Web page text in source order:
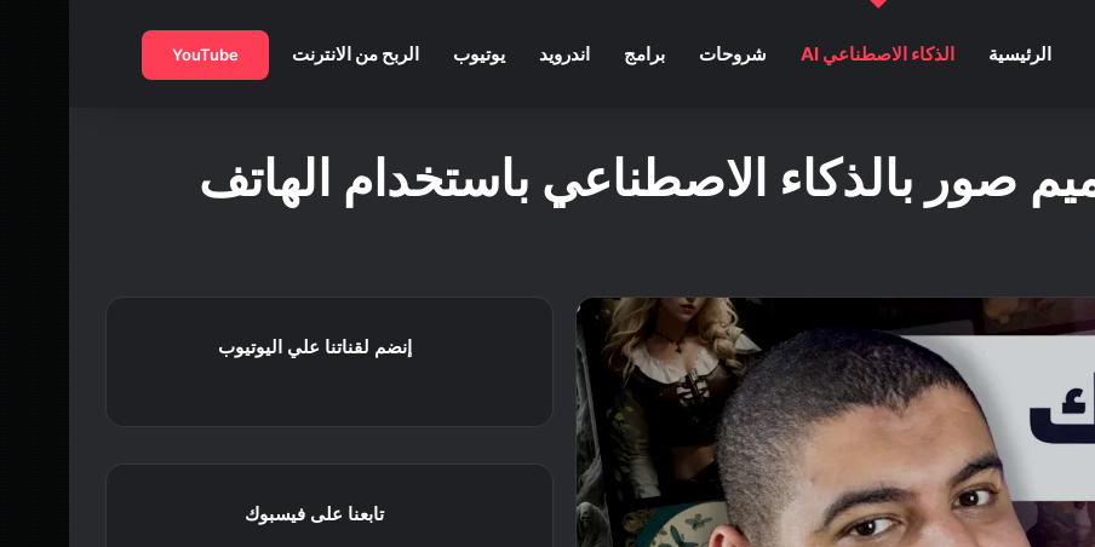
الرئيسية الذكاء الاصطناعي AI شروحات برامج اندرويد يوتيوب الربح من الانترنت YouTube
إنضم لقناتنا علي اليوتيوب
تابعنا على فيسبوك